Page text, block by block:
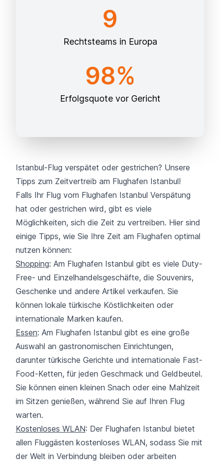
9
Rechtsteams in Europa
98%
Erfolgsquote vor Gericht
Istanbul-Flug verspätet oder gestrichen? Unsere
Tipps zum Zeitvertreib am Flughafen Istanbul!
Falls Ihr Flug vom Flughafen Istanbul Verspätung
hat oder gestrichen wird, gibt es viele
Möglichkeiten, sich die Zeit zu vertreiben. Hier sind
einige Tipps, wie Sie Ihre Zeit am Flughafen optimal
nutzen können:
Shopping: Am Flughafen Istanbul gibt es viele Duty-
Free- und Einzelhandelsgeschäfte, die Souvenirs,
Geschenke und andere Artikel verkaufen. Sie
können lokale türkische Köstlichkeiten oder
internationale Marken kaufen.
Essen: Am Flughafen Istanbul gibt es eine große
Auswahl an gastronomischen Einrichtungen,
darunter türkische Gerichte und internationale Fast-
Food-Ketten, für jeden Geschmack und Geldbeutel.
Sie können einen kleinen Snach oder eine Mahlzeit
im Sitzen genießen, während Sie auf Ihren Flug
warten.
Kostenloses WLAN: Der Flughafen Istanbul bietet
allen Fluggästen kostenloses WLAN, sodass Sie mit
der Welt in Verbindung bleiben oder arbeiten